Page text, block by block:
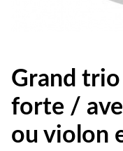
Grand
forte /
ou violon